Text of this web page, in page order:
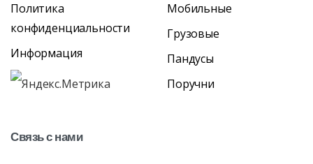
Политика
конфиденциальности
Информация
Мобильные
Грузовые
Пандусы
Поручни
Связьснами